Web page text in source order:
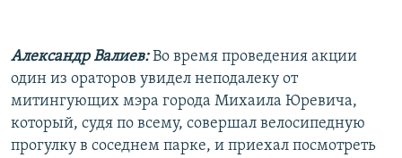
Александр Валиев: Во время проведения акции
один из ораторов увидел неподалеку от
митингующих мэра города Михаила Юревича,
который, судя по всему, совершал велосипедную
прогулку в соседнем парке, и приехал посмотреть